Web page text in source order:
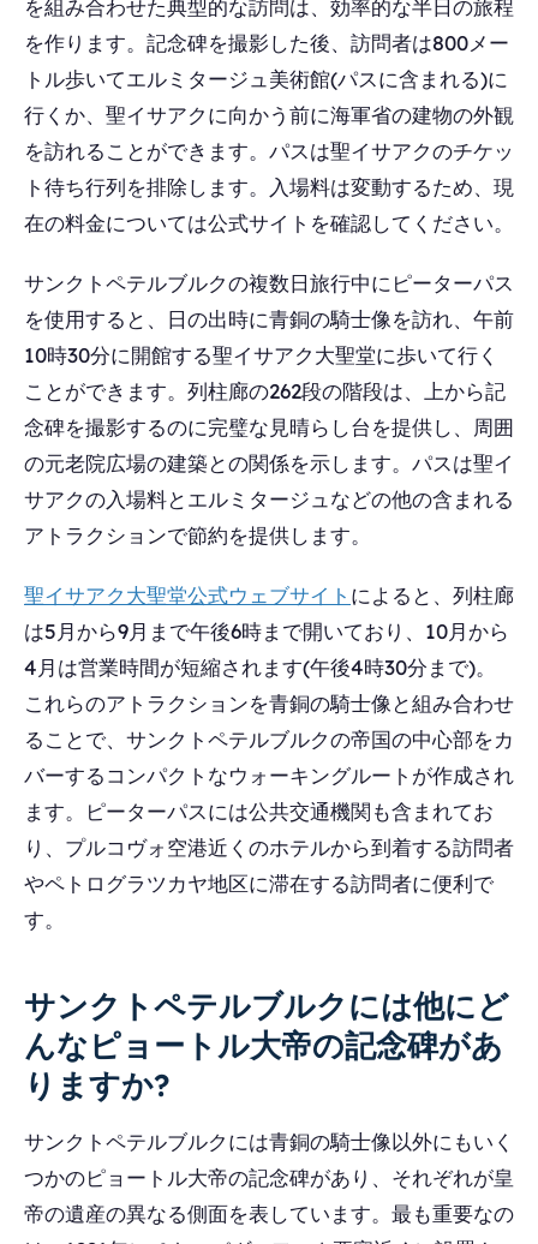
を組み合わせた典型的な訪問は、効率的な半日の旅程
を作ります。記念碑を撮影した後、訪問者は800メー
トル歩いてエルミタージュ美術館(パスに含まれる)に
行くか、聖イサアクに向かう前に海軍省の建物の外観
を訪れることができます。パスは聖イサアクのチケッ
ト待ち行列を排除します。入場料は変動するため、現
在の料金については公式サイトを確認してください。
サンクトペテルブルクの複数日旅行中にピーターパス
を使用すると、日の出時に青銅の騎士像を訪れ、午前
10時30分に開館する聖イサアク大聖堂に歩いて行く
ことができます。列柱廊の262段の階段は、上から記
念碑を撮影するのに完璧な見晴らし台を提供し、周囲
の元老院広場の建築との関係を示します。パスは聖イ
サアクの入場料とエルミタージュなどの他の含まれる
アトラクションで節約を提供します。
聖イサアク大聖堂公式ウェブサイト によると、列柱廊
は5月から9月まで午後6時まで開いており、10月から
4月は営業時間が短縮されます(午後4時30分まで)。
これらのアトラクションを青銅の騎士像と組み合わせ
ることで、サンクトペテルブルクの帝国の中心部をカ
バーするコンパクトなウォーキングルートが作成され
ます。ピーターパスには公共交通機関も含まれてお
り、プルコヴォ空港近くのホテルから到着する訪問者
やペトログラツカヤ地区に滞在する訪問者に便利で
す。
サンクトペテルブルクには他にど
んなピョートル大帝の記念碑があ
りますか?
サンクトペテルブルクには青銅の騎士像以外にもいく
つかのピョートル大帝の記念碑があり、それぞれが皇
帝の遺産の異なる側面を表しています。最も重要なの